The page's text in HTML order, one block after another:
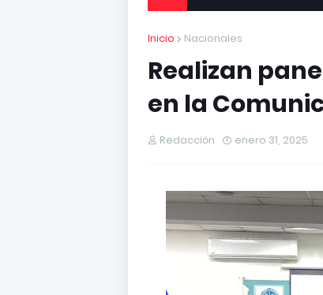
Inicio Nacionales
Realizan
en la
Redacción enero 31, 2025